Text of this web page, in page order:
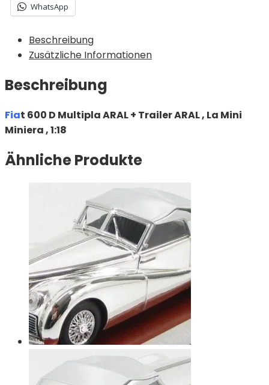
WhatsApp
Beschreibung
Zusätzliche Informationen
Beschreibung
Fiat 600 D Multipla ARAL + Trailer ARAL , La Mini
Miniera , 1:18
Ähnliche Produkte